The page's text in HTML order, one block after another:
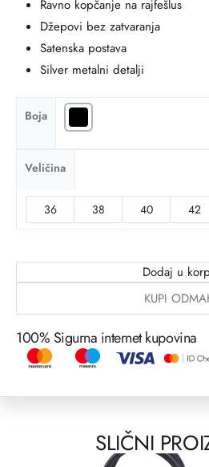
Ravno kopčanje na rajfešlus
Džepovi bez zatvaranja
Satenska postava
Silver metalni detalji
Boja
Veličina
36 38 40 42
Dodaj u
KUPI
100% Sigurna internet kupovina
SLIČNI